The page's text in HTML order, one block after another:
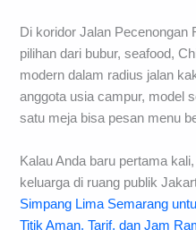
Di koridor Jalan Pecenongan
pilihan dari bubur, seafood,
modern dalam radius jalan
anggota usia campur, model
satu meja bisa pesan menu
Kalau Anda baru pertama
keluarga di ruang publik
Simpang Lima Semarang
Titik Aman, Tarif, dan Jam